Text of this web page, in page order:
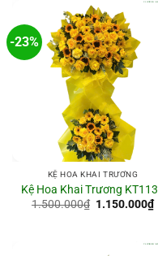
-23%
KỆ HOA KHAI TRƯƠNG
Kệ Hoa Khai Trương
1.500.000₫ Giá
1.150.000₫